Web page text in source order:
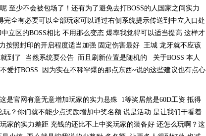
至少不会被包场了！还有为了避免去打BOSS的人国家之间实力
全有必要可以全部玩家可以通过右侧系统提示传送到中立入口处
立区的BOSS相比 不用那么变态 爆率我觉得可以适当提高 这样才
按照封印的开启程度适当加强 固定伤害最好 王城 龙牙就不应该
到了 当然系统要公告 而且刷新位置是随机的 关于BOSS 本人
爱打BOSS 因为实在不稀罕爆的那点东西~说的这些建议也有点心
是官网有意无意增加玩家的实力悬殊 1等奖居然是60D工资 抵得
？你们就不能少点奖励增加中奖名额 说是活动 是让我们干看着
家的实力差距 充钱的还比不上中奖玩家的装备好 还怎么玩啊？这